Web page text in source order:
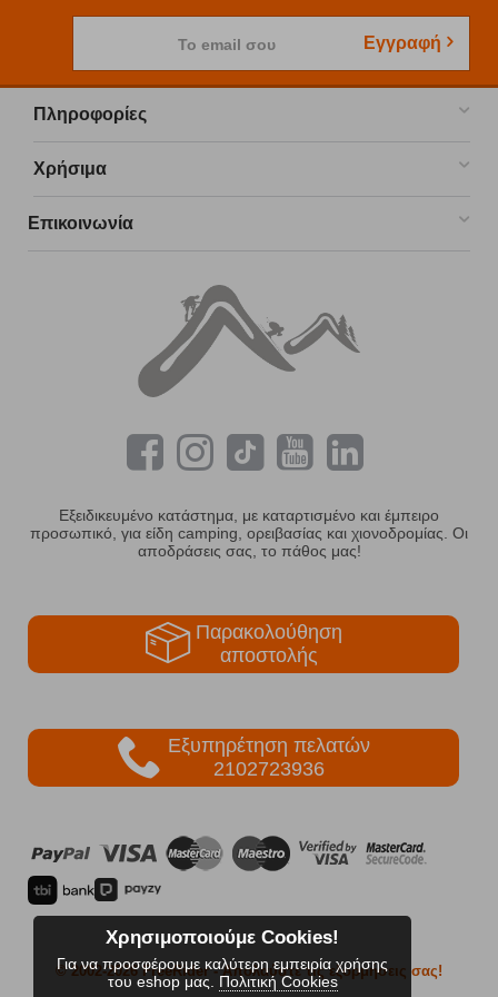
Το email σου Εγγραφή
Πληροφορίες
Χρήσιμα
Επικοινωνία
Εξειδικευμένο κατάστημα, με καταρτισμένο και έμπειρο
προσωπικό, για είδη camping, ορειβασίας και χιονοδρομίας. Οι
αποδράσεις σας, το πάθος μας!
Παρακολούθηση
αποστολής
Εξυπηρέτηση πελατών
2102723936
© 2002-2026 FreeRider- Απολαύστε τις εξορμήσεις σας!
Χρησιμοποιούμε Cookies!
Για να προσφέρουμε καλύτερη εμπειρία χρήσης
του eshop μας. Πολιτική Cookies